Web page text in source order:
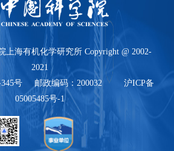
上海有机化学研究所 Copyright @ 2002-
2021
345号 邮政编码：200032 沪ICP备
05005485号-1